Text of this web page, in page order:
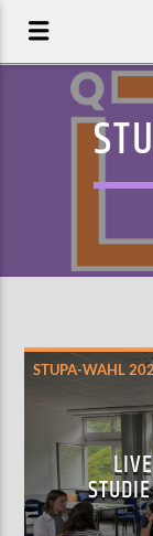
AKTUELLER TRACK
HEART FULL
BURNING BRIDES
STUPA-WAHL